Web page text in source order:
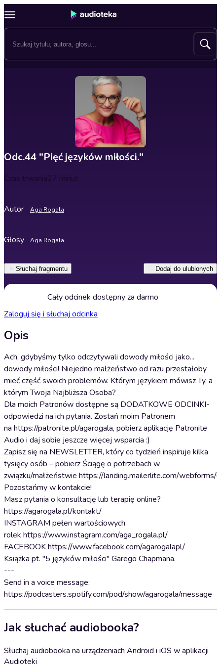
Odc.44 "Pięć języków miłości."
Czas trwania27 minut
Autor Aga Rogala
Głosy Aga Rogala
Słuchaj fragmentu Dodaj do ulubionych
Cały odcinek dostępny za darmo
Zaloguj się i słuchaj odcinka
Opis
Ach, gdybyśmy tylko odczytywali dowody miłości jako...
dowody miłości! Niejedno małżeństwo od razu przestałoby
mieć część swoich problemów. Którym językiem mówisz Ty, a
którym Twoja Najbliższa Osoba?
Dla moich Patronów dostępne są DODATKOWE ODCINKI-
odpowiedzi na ich pytania. Zostań moim Patronem
na https://patronite.pl/agarogala, pobierz aplikację Patronite
Audio i daj sobie jeszcze więcej wsparcia :)
Zapisz się na NEWSLETTER, który co tydzień inspiruje kilka
tysięcy osób – pobierz Ściągę o potrzebach w
związku/małżeństwie https://landing.mailerlite.com/
Pozostańmy w kontakcie!
Masz pytania o konsultację lub terapię online?
https://agarogala.pl/kontakt/
INSTAGRAM pełen wartościowych
rolek https://www.instagram.com/aga_rogala.pl/
FACEBOOK https://www.facebook.com/agarogalapl/
Książka pt. "5 języków miłości" Garego Chapmana.
---
Send in a voice message:
https://podcasters.spotify.com/pod/show/agarogala/message
Jak słuchać audiobooka?
Słuchaj audiobooka na urządzeniach Android i iOS w aplikacji
Audioteki